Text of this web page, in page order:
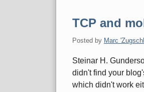
TCP and
Posted by Marc
Steinar H.
didn't find your
which didn't work